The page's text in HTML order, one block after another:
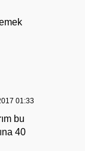
01:33
bu
40